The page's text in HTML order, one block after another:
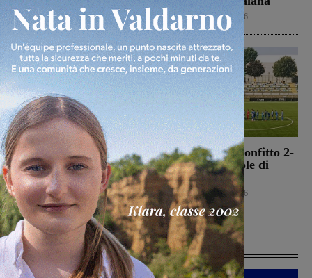
Cronaca 6 Agosto 2026 Calcio 6 Agosto 2026
Morto Francesco
Guccini, aveva 86 anni.
Il 25 aprile del 2024
venne a Gropina per
celebrare la Liberazione
Cronaca 6 Agosto 2026
Montevarchi sconfitto 2-
0 nell’amichevole di
Piancastagnaio
Calcio 6 Agosto 2026
Ultime Calcio